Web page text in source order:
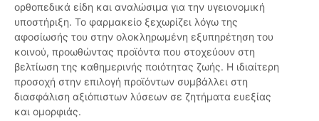
ορθοπεδικά είδη και αναλώσιμα για την υγειονομική
υποστήριξη. Το φαρμακείο ξεχωρίζει λόγω της
αφοσίωσής του στην ολοκληρωμένη εξυπηρέτηση του
κοινού, προωθώντας προϊόντα που στοχεύουν στη
βελτίωση της καθημερινής ποιότητας ζωής. Η ιδιαίτερη
προσοχή στην επιλογή προϊόντων συμβάλλει στη
διασφάλιση αξιόπιστων λύσεων σε ζητήματα ευεξίας
και ομορφιάς.